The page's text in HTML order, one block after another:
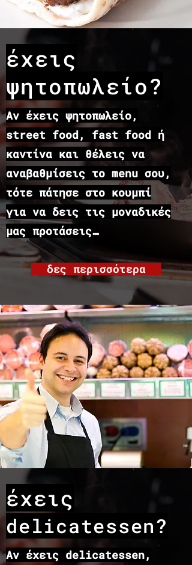
έχεις
ψητοπωλείο?
​Αν έχεις ψητοπωλείο,
street food, fast food ή
καντίνα και θέλεις να
αναβαθμίσεις το menu σου,
τότε πάτησε στο κουμπί
για να δεις τις μοναδικές
μας προτάσεις…
δες περισσότερα
έχεις
delicatessen?
​Αν έχεις delicatessen,